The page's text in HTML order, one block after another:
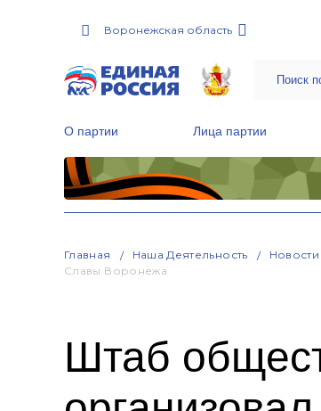
Воронежская область
О партии Лица партии
Главная Наша Деятельность Новости
Славы Воронежа
Штаб